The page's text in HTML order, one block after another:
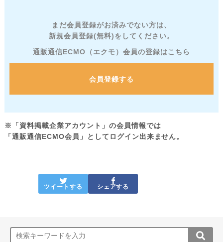
まだ会員登録がお済みでない方は、
新規会員登録(無料)をしてください。
通販通信ECMO（エクモ）会員の登録はこちら
会員登録する
※「資料掲載企業アカウント」の会員情報では
「通販通信ECMO会員」としてログイン出来ません。
ツイートする シェアする